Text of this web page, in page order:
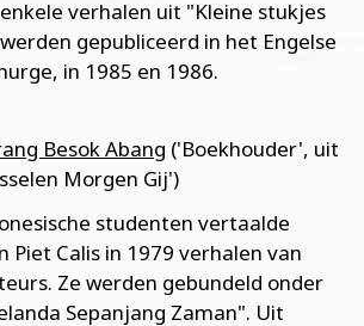
verhalen uit "Kleine stukjes
gepubliceerd in het Engelse
in 1985 en 1986.
Besok Abang ('Boekhouder', uit
Morgen Gij')
studenten vertaalde
Piet Calis in 1979 verhalen van
Ze werden gebundeld onder
Sepanjang Zaman". Uit